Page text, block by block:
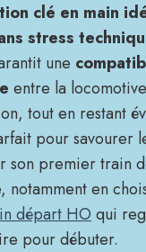
clé en main
stress
une
entre la
tout en restant
pour savourer
son premier train
notamment en
départ HO qui
pour débuter.